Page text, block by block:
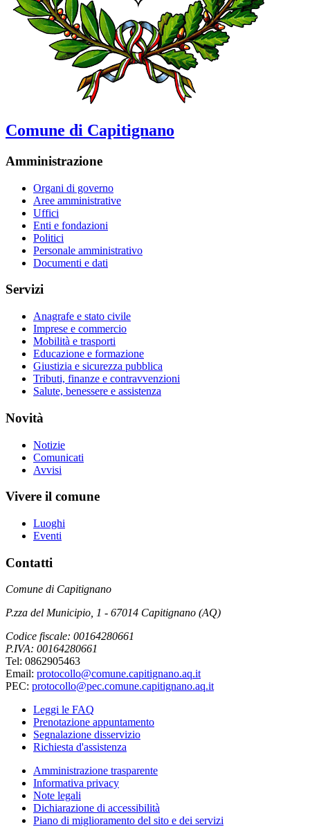
Comune di Capitignano
Amministrazione
Organi di governo
Aree amministrative
Uffici
Enti e fondazioni
Politici
Personale amministrativo
Documenti e dati
Servizi
Anagrafe e stato civile
Imprese e commercio
Mobilità e trasporti
Educazione e formazione
Giustizia e sicurezza pubblica
Tributi, finanze e contravvenzioni
Salute, benessere e assistenza
Novità
Notizie
Comunicati
Avvisi
Vivere il comune
Luoghi
Eventi
Contatti
Comune di Capitignano
P.zza del Municipio, 1 - 67014 Capitignano (AQ)
Codice fiscale: 00164280661
P.IVA: 00164280661
Tel: 0862905463
Email: protocollo@comune.capitignano.aq.it
PEC: protocollo@pec.comune.capitignano.aq.it
Leggi le FAQ
Prenotazione appuntamento
Segnalazione disservizio
Richiesta d'assistenza
Amministrazione trasparente
Informativa privacy
Note legali
Dichiarazione di accessibilità
Piano di miglioramento del sito e dei servizi